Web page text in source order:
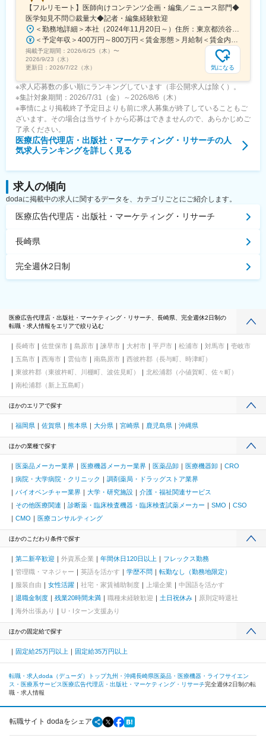
【フルリモート】医師向けコンテンツ企画・編集／ニュース部門◆
医学知見不問◎裁量大◆記者・編集経験歓迎
＜勤務地詳細＞本社（2024年11月20日～）住所：東京都渋谷区渋谷一丁目12番2 クロスオフィス渋谷311受動喫煙対策：屋内全面禁煙変更の範囲：会社の定める事業所（リモートワーク含む）
＜予定年収＞400万円～800万円＜賃金形態＞月給制＜賃金内訳＞月額（基本給）：241,565円～483,130円固定残業手当/月：91,768円～183,536円（固定残業時間45時間0分/月）超過した時間外労働の残業手当は追加支給＜月給＞333,333円～666,666円（一律手当を含む）＜昇給有無＞有＜残業手当＞有＜給与補足＞※実績やご経験、スキルを考慮し、当社規定に基づいて決定します。賃金はあくまでも目安の金額であり、選考を通じて上下する可能性があります。月給(月額)は固定手当を含めた表記です。
掲載予定期間： 2026/6/25（木） 〜
2026/9/23（水）
更新日： 2026/7/22（水） 気になる
※求人応募数の多い順にランキングしています（非公開求人は除く）。
※集計対象期間：2026/7/31（金）～2026/8/6（木）
※事情により掲載終了予定日よりも前に求人募集が終了していることもご
ざいます。その場合は当サイトから応募はできませんので、あらかじめご
了承ください。
医療広告代理店・出版社・マーケティング・リサーチの人
気求人ランキングを詳しく見る
求人の傾向
dodaに掲載中の求人に関するデータを、カテゴリごとにご紹介します。
医療広告代理店・出版社・マーケティング・リサーチ
長崎県
完全週休2日制
医療広告代理店・出版社・マーケティング・リサーチ、長崎県、完全週休2日制の
転職・求人情報をエリアで絞り込む
長崎市 佐世保市 島原市 諫早市 大村市 平戸市 松浦市 対馬市
壱岐市
五島市
西海市 雲仙市 南島原市
西彼杵郡（長与町、時津町）
東彼杵郡（東彼杵町、川棚町、波佐見町）
北松浦郡（小値賀町、佐々町）
南松浦郡（新上五島町）
ほかのエリアで探す
福岡県 佐賀県 熊本県 大分県 宮崎県 鹿児島県 沖縄県
ほかの業種で探す
医薬品メーカー業界 医療機器メーカー業界 医薬品卸 医療機器卸
CRO
病院・大学病院・クリニック
調剤薬局・ドラッグストア業界
バイオベンチャー業界
大学・研究施設
介護・福祉関連サービス
その他医療関連
診断薬・臨床検査機器・臨床検査試薬メーカー SMO
CSO
CMO
医療コンサルティング
ほかのこだわり条件で探す
第二新卒歓迎 外資系企業 年間休日120日以上
フレックス勤務
管理職・マネジャー
英語を活かす 学歴不問
転勤なし（勤務地限定）
服装自由
女性活躍 社宅・家賃補助制度 上場企業
中国語を活かす
退職金制度
残業20時間未満 職種未経験歓迎 土日祝休み
原則定時退社
海外出張あり
U・Iターン支援あり
ほかの固定給で探す
固定給25万円以上 固定給35万円以上
転職・求人doda（デューダ）トップ九州・沖縄長崎県医薬品・医療機器・ライフサイエン
ス・医療系サービス 医療広告代理店・出版社・マーケティング・リサーチ完全週休2日制の転
職・求人情報
転職サイト dodaをシェア